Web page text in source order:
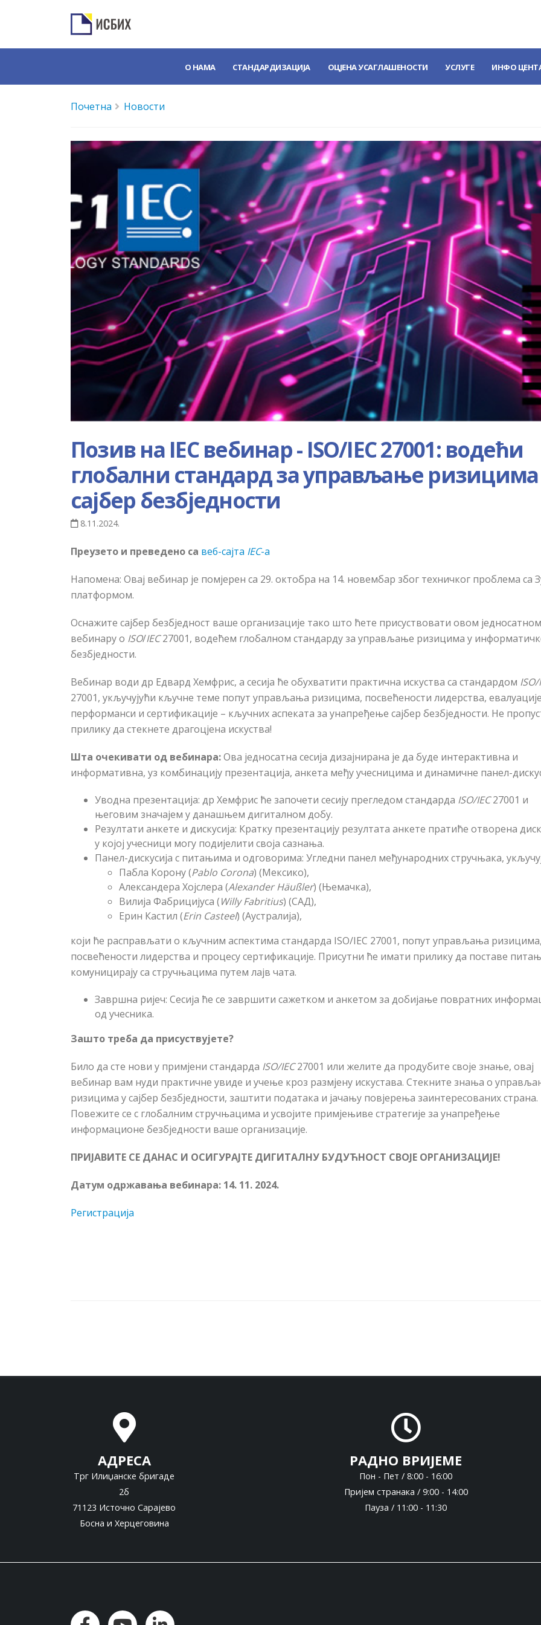
О НАМА СТАНДАРДИЗАЦИЈА ОЦЈЕНА УСАГЛАШЕНОСТИ УСЛУГЕ ИНФО
Почетна Новости
Позив на IEC вебинар - ISO/IEC 27001: водећи
глобални стандард за управљање ризицима
сајбер безбједности
8.11.2024.
Преузето и преведено са веб-сајта IEC-а
Напомена: Овај вебинар је помјерен са 29. октобра на 14. новембар због техничког проблема са
платформом.
Оснажите сајбер безбједност ваше организације тако што ћете присуствовати овом једносатном
вебинару о ISO/IEC27001, водећем глобалном стандарду за управљање ризицима у
безбједности.
Вебинар води др Едвард Хемфрис, а сесија ће обухватити практична искуства са стандардом ISO/
27001, укључујући кључне теме попут управљања ризицима, посвећености лидерства, евалуације
перформанси и сертификације – кључних аспеката за унапређење сајбер безбједности. Не
прилику да стекнете драгоцјена искуства!
Шта очекивати од вебинара:Ова једносатна сесија дизајнирана је да буде интерактивна и
информативна, уз комбинацију презентација, анкета међу учесницима и динамичне панел-
Уводна презентација: др Хемфрис ће започети сесију прегледом стандарда ISO/IEC 27001 и
његовим значајем у данашњем дигиталном добу.
Резултати анкете и дискусија: Кратку презентацију резултата анкете пратиће отворена
у којој учесници могу подијелити своја сазнања.
Панел-дискусија с питањима и одговорима: Угледни панел међународних стручњака,
Пабла Корону (Pablo Corona) (Мексико),
Александера Хojслера (Alexander Häußler) (Њемачка),
Вилија Фабрицијуса (Willy Fabritius) (САД),
Ерин Кастил (Erin Casteel) (Аустралија),
који ће расправљати о кључним аспектима стандарда ISO/IEC 27001, попут управљања ризицима,
посвећености лидерства и процесу сертификације. Присутни ће имати прилику да поставе
комуницирају са стручњацима путем лајв чата.
Завршна ријеч: Сесија ће се завршити сажетком и анкетом за добијање повратних
од учесника.
Зашто треба да присуствујете?
Било да сте нови у примјени стандарда ISO/IEC 27001 или желите да продубите своје знање, овај
вебинар вам нуди практичне увиде и учење кроз размјену искустава. Стекните знања о
ризицима у сајбер безбједности, заштити података и јачању повјерења заинтересованих страна.
Повежите се с глобалним стручњацима и усвојите примјењиве стратегије за унапређење
информационе безбједности ваше организације.
ПРИЈАВИТЕ СЕ ДАНАС И ОСИГУРАЈТЕ ДИГИТАЛНУ БУДУЋНОСТ СВОЈЕ ОРГАНИЗАЦИЈЕ!
Датум одржавања вебинара: 14. 11. 2024.
Регистрација
АДРЕСА
Трг Илиџанске бригаде
2б
71123 Источно Сарајево
Босна и Херцеговина
РАДНО ВРИЈЕМЕ
Пон - Пет / 8:00 - 16:00
Пријем странака / 9:00 - 14:00
Пауза / 11:00 - 11:30